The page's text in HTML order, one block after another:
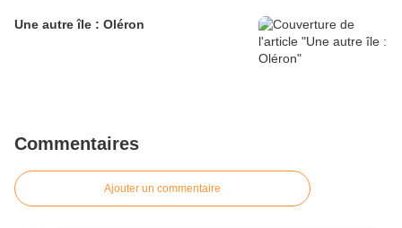
Une autre île : Oléron
Commentaires
Ajouter un commentaire